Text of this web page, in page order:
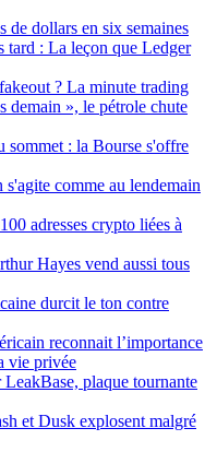
dollars en six semaines
tard : La leçon que Ledger
? La minute trading
demain », le pétrole chute
sommet : la Bourse s'offre
comme au lendemain
adresses crypto liées à
Hayes vend aussi tous
durcit le ton contre
reconnait l’importance
vie privée
plaque tournante
et Dusk explosent malgré